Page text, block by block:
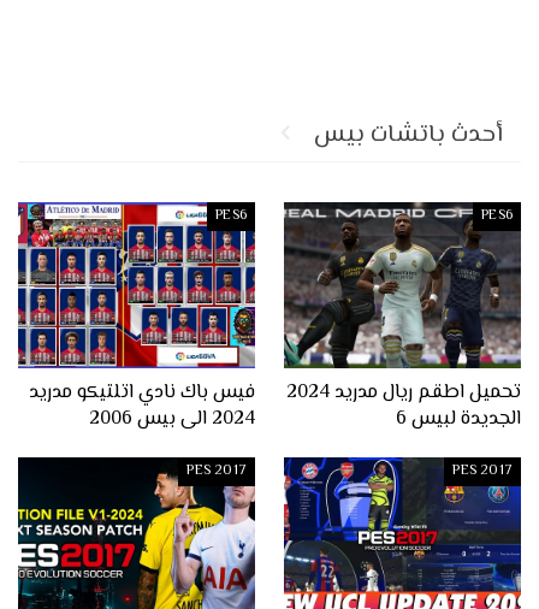
أحدث باتشات بيس
PES6
تحميل اطقم ريال مدريد 2024
الجديدة لبيس 6
PES6
فيس باك نادي اتلتيكو مدريد
2024 الى بيس 2006
PES 2017
PES 2017